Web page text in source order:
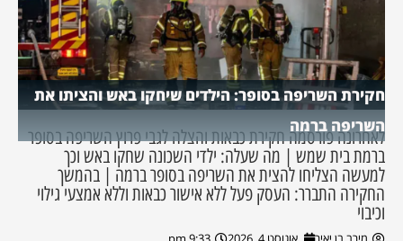
חקירת השריפה בסופר: הילדים שיחקו באש והציתו את
השריפה ברמה
לאחרונה פורסמה חקירת כבאות והצלה לגבי פרוץ השריפה בסופר
ברמת בית שמש | מה שעלה: ילדי השכונה שחקו באש וכך
למעשה הצליחו להצית את השריפה בסופר ברמה | בהמשך
החקירה התברר: העסק פעל ללא אישור כבאות וללא אמצעי גילוי
וכיבוי